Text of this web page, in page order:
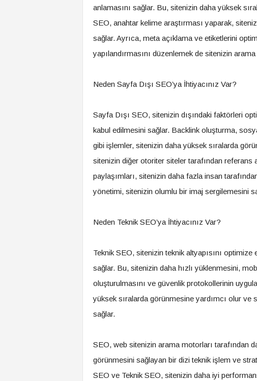
anlamasını sağlar. Bu, sitenizin daha yüksek
SEO, anahtar kelime araştırması yaparak,
sağlar. Ayrıca, meta açıklama ve etiketlerini
yapılandırmasını düzenlemek de sitenizin
Neden Sayfa Dışı SEO’ya İhtiyacınız Var?
Sayfa Dışı SEO, sitenizin dışındaki faktörleri
kabul edilmesini sağlar. Backlink oluşturma,
gibi işlemler, sitenizin daha yüksek sıralarda
sitenizin diğer otoriter siteler tarafından referans
paylaşımları, sitenizin daha fazla insan
yönetimi, sitenizin olumlu bir imaj sergilemesini
Neden Teknik SEO’ya İhtiyacınız Var?
Teknik SEO, sitenizin teknik altyapısını
sağlar. Bu, sitenizin daha hızlı yüklenmesini,
oluşturulmasını ve güvenlik protokollerinin
yüksek sıralarda görünmesine yardımcı olur ve
sağlar.
SEO, web sitenizin arama motorları tarafından
görünmesini sağlayan bir dizi teknik işlem ve
SEO ve Teknik SEO, sitenizin daha iyi